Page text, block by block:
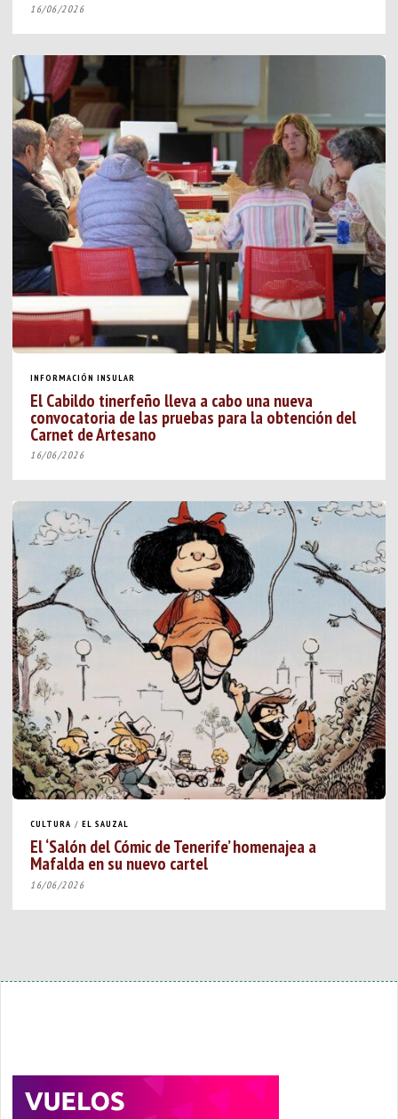
16/06/2026
INFORMACIÓN INSULAR
El Cabildo tinerfeño lleva a cabo una nueva
convocatoria de las pruebas para la obtención del
Carnet de Artesano
16/06/2026
CULTURA / EL SAUZAL
El ‘Salón del Cómic de Tenerife’ homenajea a
Mafalda en su nuevo cartel
16/06/2026